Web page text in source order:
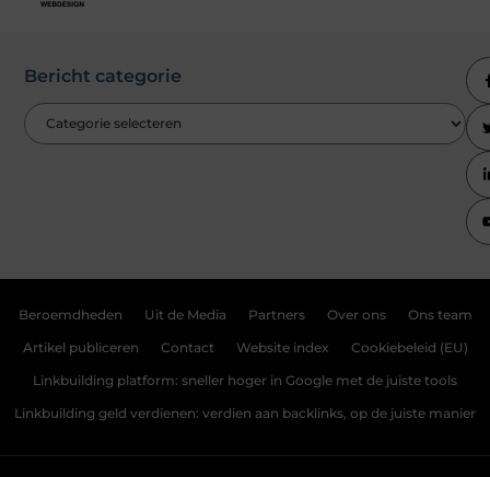
Bericht categorie
Beroemdheden Uit de Media Partners Over ons Ons team
Artikel publiceren Contact Website index Cookiebeleid (EU)
Linkbuilding platform: sneller hoger in Google met de juiste tools
Linkbuilding geld verdienen: verdien aan backlinks, op de juiste manier